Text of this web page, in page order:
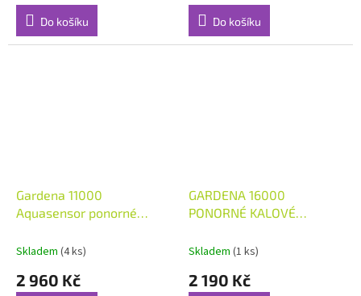
Do košíku Do košíku
Gardena 11000
Aquasensor ponorné
Skladem (4 ks)
2 960 Kč
GARDENA 16000
PONORNÉ KALOVÉ
Skladem (1 ks)
2 190 Kč